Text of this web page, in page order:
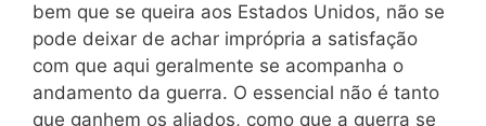
bem que se queira aos Estados Unidos, não se
pode deixar de achar imprópria a satisfação
com que aqui geralmente se acompanha o
andamento da guerra. O essencial não é tanto
que ganhem os aliados, como que a guerra se